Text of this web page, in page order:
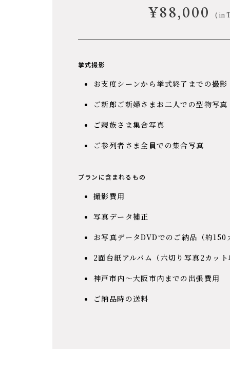
¥88,000
( in
挙式撮影
お支度シーンから挙式終了までの撮影
ご新郎ご新婦さまお二人での型物写真
ご親族さま集合写真
ご参列者さま全員での集合写真
プランに含まれるもの
撮影費用
写真データ補正
お写真データDVDでのご納品（約150
2面台紙アルバム（六切り写真2カッ
神戸市内〜大阪市内までの出張費用
ご納品時の送料